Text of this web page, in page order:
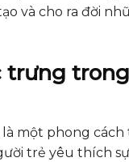
và cho ra đời
trưng
là một phong
trẻ yêu thích